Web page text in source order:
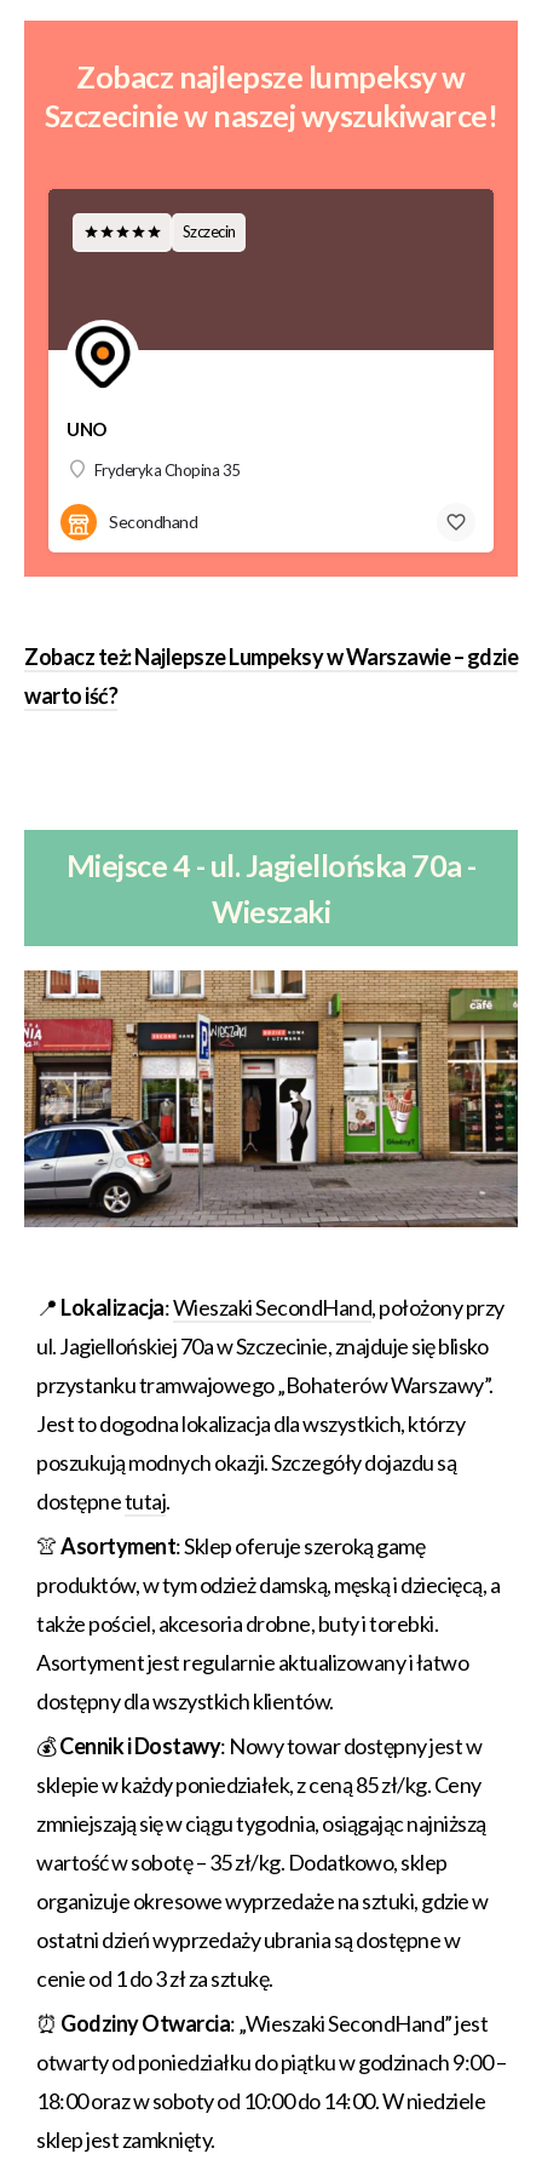
Zobacz najlepsze lumpeksy w
Szczecinie w naszej wyszukiwarce!
UNO
Fryderyka Chopina 35
Szczecin
Secondhand
Zobacz też: Najlepsze Lumpeksy w Warszawie – gdzie
warto iść?
Miejsce 4 - ul. Jagiellońska 70a -
Wieszaki
📍 Lokalizacja:Wieszaki SecondHand, położony przy
ul. Jagiellońskiej 70a w Szczecinie, znajduje się blisko
przystanku tramwajowego „Bohaterów Warszawy”.
Jest to dogodna lokalizacja dla wszystkich, którzy
poszukują modnych okazji. Szczegóły dojazdu są
dostępnetutaj.
👚Asortyment: Sklep oferuje szeroką gamę
produktów, w tym odzież damską, męską i dziecięcą, a
także pościel, akcesoria drobne, buty i torebki.
Asortyment jest regularnie aktualizowany i łatwo
dostępny dla wszystkich klientów.
💰Cennik i Dostawy: Nowy towar dostępny jest w
sklepie w każdy poniedziałek, z ceną 85 zł/kg. Ceny
zmniejszają się w ciągu tygodnia, osiągając najniższą
wartość w sobotę – 35 zł/kg. Dodatkowo, sklep
organizuje okresowe wyprzedaże na sztuki, gdzie w
ostatni dzień wyprzedaży ubrania są dostępne w
cenie od 1 do 3 zł za sztukę.
⏰ Godziny Otwarcia: „Wieszaki SecondHand” jest
otwarty od poniedziałku do piątku w godzinach 9:00 –
18:00 oraz w soboty od 10:00 do 14:00. W niedziele
sklep jest zamknięty.